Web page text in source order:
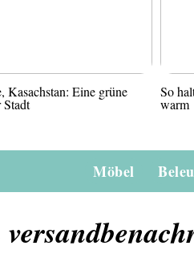
Kasachstan: Eine grüne
Stadt
So
warm
Möbel